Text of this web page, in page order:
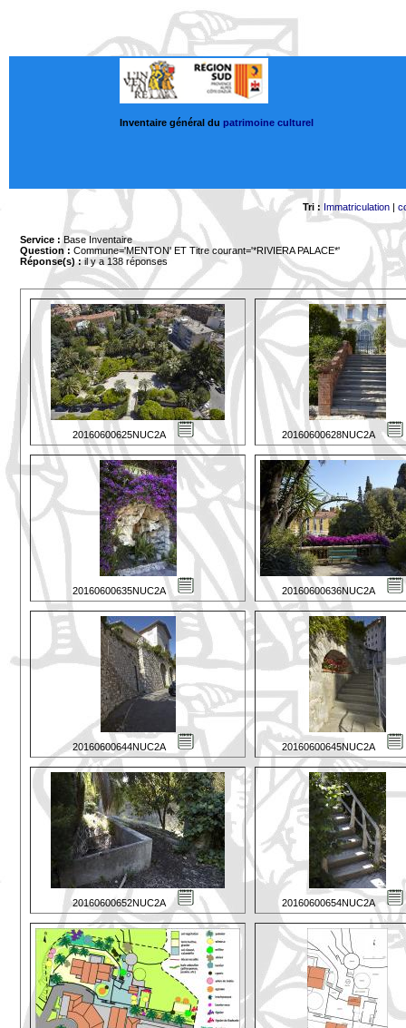
Inventaire général du patrimoine culturel
Tri : Immatriculation|
Service : Base Inventaire
Question : Commune='MENTON' ET Titre courant='*RIVIERA PALACE*'
Réponse(s) :il y a 138 réponses
20160600625NUC2A 20160600628NUC2A
20160600635NUC2A 20160600636NUC2A
20160600644NUC2A 20160600645NUC2A
20160600652NUC2A 20160600654NUC2A